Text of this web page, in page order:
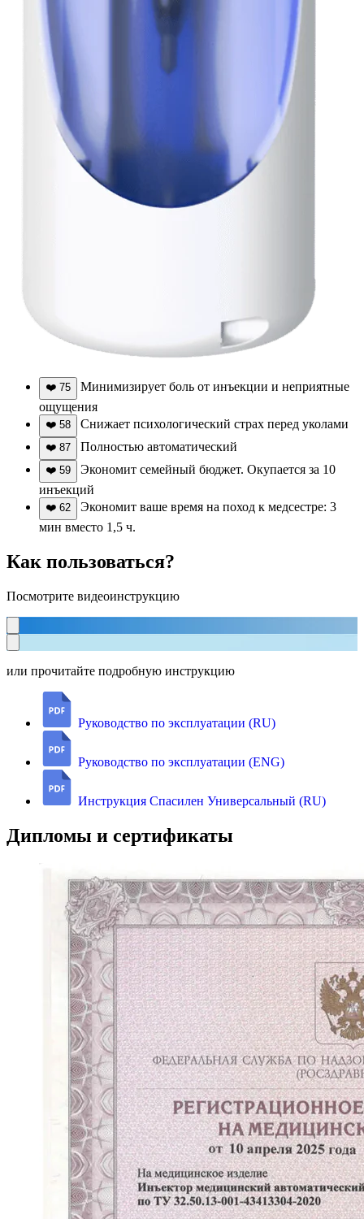
❤️ 75
Минимизирует боль от инъекции и неприятные
ощущения
❤️ 58 Снижает психологический страх перед уколами
❤️ 87 Полностью автоматический
❤️ 59
Экономит семейный бюджет. Окупается за 10
инъекций
❤️ 62
Экономит ваше время на поход к медсестре: 3
мин вместо 1,5 ч.
Как пользоваться?
Посмотрите видеоинструкцию
или прочитайте подробную инструкцию
Руководство по эксплуатации (RU)
Руководство по эксплуатации (ENG)
Инструкция Спасилен Универсальный (RU)
Дипломы и сертификаты